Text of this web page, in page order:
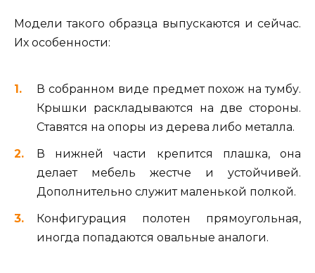
Модели такого образца выпускаются и сейчас.
Их особенности:
В собранном виде предмет похож на тумбу.
Крышки раскладываются на две стороны.
Ставятся на опоры из дерева либо металла.
В нижней части крепится плашка, она
делает мебель жестче и устойчивей.
Дополнительно служит маленькой полкой.
Конфигурация полотен прямоугольная,
иногда попадаются овальные аналоги.